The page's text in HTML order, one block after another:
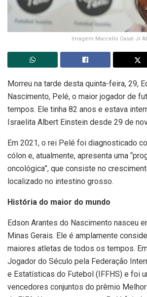
Imagem Marcello Casal Jr
Morreu na tarde desta quinta-feira, 29,
Nascimento, Pelé, o maior jogador de
tempos. Ele tinha 82 anos e estava
Israelita Albert Einstein desde 29 de
Em 2021, o rei Pelé foi diagnosticado
cólon e, atualmente, apresenta uma
oncológica”, que consiste no
localizado no intestino grosso.
História do maior do mundo
Edson Arantes do Nascimento nasceu
Minas Gerais. Ele é amplamente
maiores atletas de todos os tempos.
Jogador do Século pela Federação
e Estatísticas do Futebol (IFFHS) e foi
vencedores conjuntos do prêmio